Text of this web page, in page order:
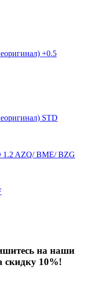
+0.5
STD
1.2 AZQ/ BME/ BZG
на наши
скидку 10%!